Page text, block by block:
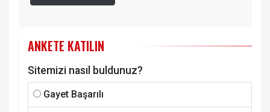
ANKETE KATILIN
Sitemizi nasıl buldunuz?
Gayet Başarılı